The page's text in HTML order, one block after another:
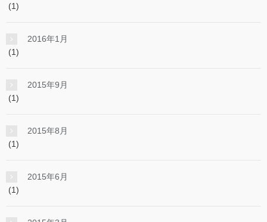
(1)
2016年1月
(1)
2015年9月
(1)
2015年8月
(1)
2015年6月
(1)